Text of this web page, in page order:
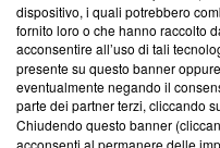
ancora membro del
parte; Trust Project non
conformità agli standard.
Su di noi
dispositivo, i quali potrebbero
fornito loro o che hanno raccolto
acconsentire all’uso di tali
presente su questo banner
eventualmente negando il
parte dei partner terzi, cliccando
Chiudendo questo banner
acconsenti al permanere delle